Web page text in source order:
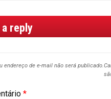
reply
endereço de e-mail não será publicado.
*